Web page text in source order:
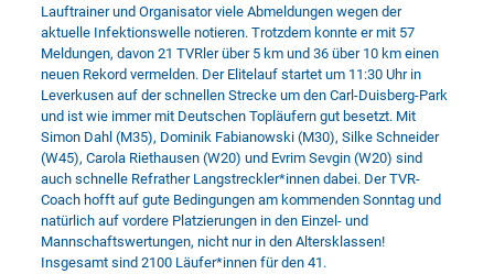
Lauftrainer und Organisator viele Abmeldungen wegen der
aktuelle Infektionswelle notieren. Trotzdem konnte er mit 57
Meldungen, davon 21 TVRler über 5 km und 36 über 10 km einen
neuen Rekord vermelden. Der Elitelauf startet um 11:30 Uhr in
Leverkusen auf der schnellen Strecke um den Carl-Duisberg-Park
und ist wie immer mit Deutschen Topläufern gut besetzt. Mit
Simon Dahl (M35), Dominik Fabianowski (M30), Silke Schneider
(W45), Carola Riethausen (W20) und Evrim Sevgin (W20) sind
auch schnelle Refrather Langstreckler*innen dabei. Der TVR-
Coach hofft auf gute Bedingungen am kommenden Sonntag und
natürlich auf vordere Platzierungen in den Einzel- und
Mannschaftswertungen, nicht nur in den Altersklassen!
Insgesamt sind 2100 Läufer*innen für den 41.